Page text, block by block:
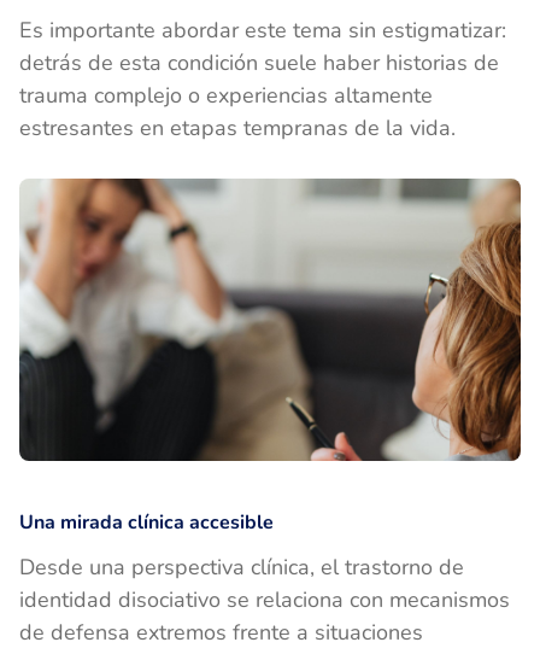
Es importante abordar este tema sin estigmatizar:
detrás de esta condición suele haber historias de
trauma complejo o experiencias altamente
estresantes en etapas tempranas de la vida.
Una mirada clínica accesible
Desde una perspectiva clínica, el trastorno de
identidad disociativo se relaciona con mecanismos
de defensa extremos frente a situaciones